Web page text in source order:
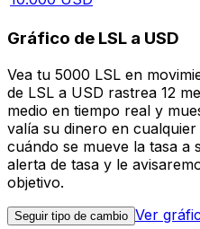
Gráfico de LSL a USD
Vea tu 5000 LSL en
de LSL a USD rastrea 12
medio en tiempo real y
valía su dinero en
cuándo se mueve la tasa a
alerta de tasa y le
objetivo.
Seguir tipo de cambio Ver